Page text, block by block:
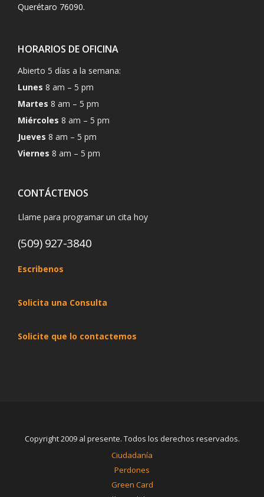
Querétaro 76090.
HORARIOS DE OFICINA
Abierto 5 días a la semana:
Lunes 8 am – 5 pm
Martes 8 am – 5 pm
Miércoles 8 am – 5 pm
Jueves 8 am – 5 pm
Viernes 8 am – 5 pm
CONTÁCTENOS
Llame para programar un cita hoy
(509) 927-3840
Escribenos
Solicita una Consulta
Solicite que lo contactemos
Copyright 2009 al presente. Todos los derechos reservados.
Ciudadanía
Perdones
Green Card